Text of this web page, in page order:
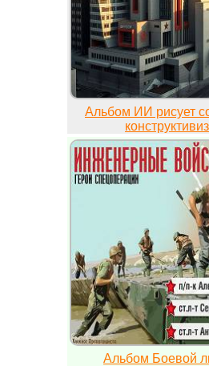
Альбом ИИ рисует
Альбом Боевой